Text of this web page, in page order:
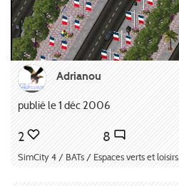
Adrianou
publié le 1 déc 2006
2 8
SimCity 4 / BATs / Espaces verts et loisirs